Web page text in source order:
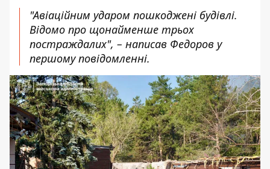
"Авіаційним ударом пошкоджені будівлі.
Відомо про щонайменше трьох
постраждалих", – написав Федоров у
першому повідомленні.